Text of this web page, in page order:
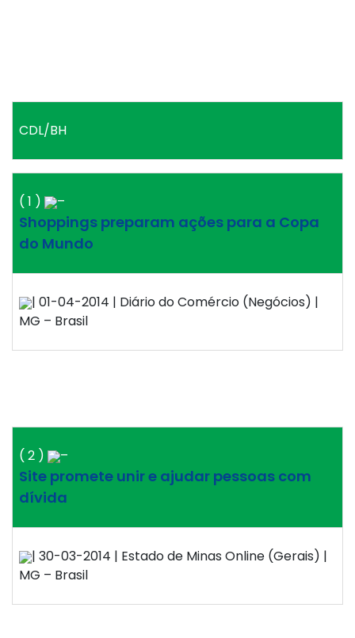
CDL/BH
( 1 ) –
Shoppings preparam ações para a Copa
do Mundo
| 01-04-2014 | Diário do Comércio (Negócios) |
MG – Brasil
( 2 ) –
Site promete unir e ajudar pessoas com
dívida
| 30-03-2014 | Estado de Minas Online (Gerais) |
MG – Brasil